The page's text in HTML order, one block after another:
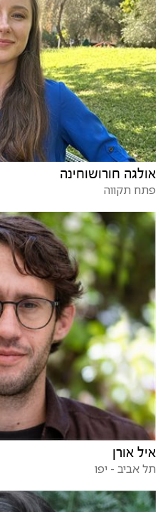
אולגה חורושוחינה
פתח תקווה
איל אורן
תל אביב - יפו